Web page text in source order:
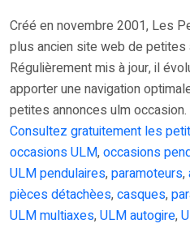
Créé en novembre 2001, Les
plus ancien site web de petites
Régulièrement mis à jour, il
apporter une navigation
petites annonces ulm occasion.
Consultez gratuitement les
occasions ULM,occasions
ULM pendulaires,paramoteurs,
pièces détachèes,casques,
ULM multiaxes,ULM autogire,